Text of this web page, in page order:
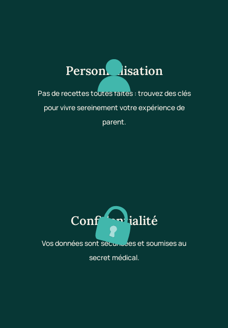
Personnalisation
Pas de recettes toutes faites : trouvez des clés
pour vivre sereinement votre expérience de
parent.
Confidentialité
Vos données sont sécurisées et soumises au
secret médical.